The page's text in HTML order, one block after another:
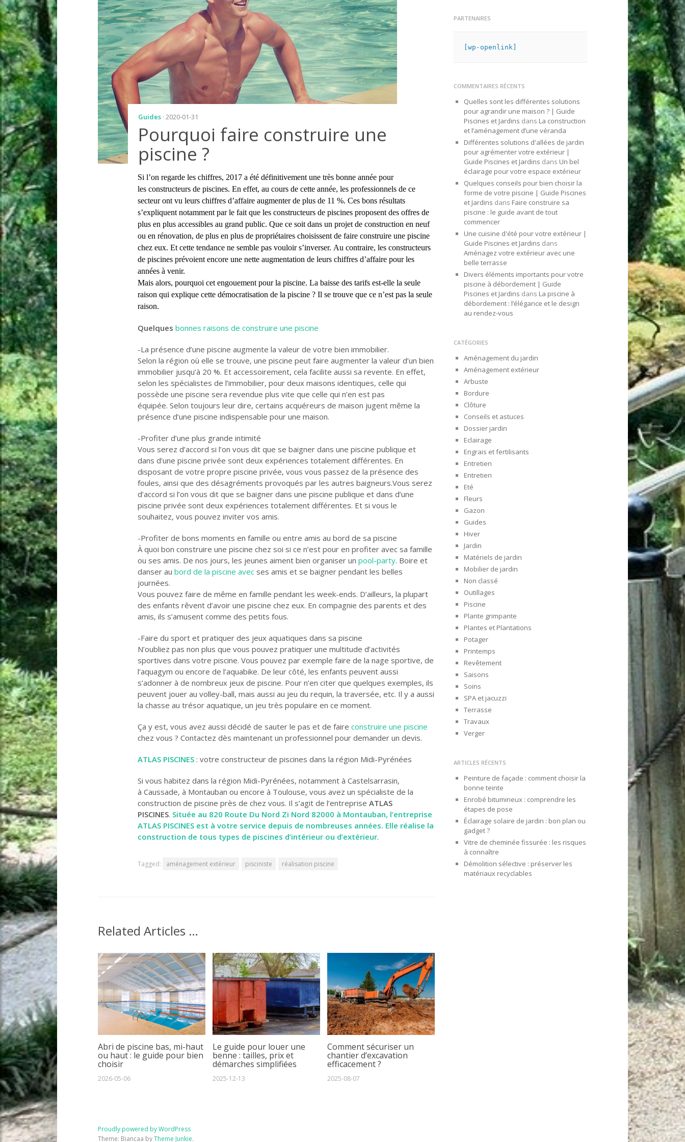
Guides · 2020-01-31
Pourquoi faire construire une
piscine ?
Si l’on regarde les chiffres, 2017 a été définitivement une très bonne année pour
les constructeurs de piscines. En effet, au cours de cette année, les professionnels de ce
secteur ont vu leurs chiffres d’affaire augmenter de plus de 11 %. Ces bons résultats
s’expliquent notamment par le fait que les constructeurs de piscines proposent des offres de
plus en plus accessibles au grand public. Que ce soit dans un projet de construction en neuf
ou en rénovation, de plus en plus de propriétaires choisissent de faire construire une piscine
chez eux. Et cette tendance ne semble pas vouloir s’inverser. Au contraire, les constructeurs
de piscines prévoient encore une nette augmentation de leurs chiffres d’affaire pour les
années à venir.
Mais alors, pourquoi cet engouement pour la piscine. La baisse des tarifs est-elle la seule
raison qui explique cette démocratisation de la piscine ? Il se trouve que ce n’est pas la seule
raison.
Quelques bonnes raisons de construire une piscine
-La présence d’une piscine augmente la valeur de votre bien immobilier.
Selon la région où elle se trouve, une piscine peut faire augmenter la valeur d’un bien
immobilier jusqu’à 20 %. Et accessoirement, cela facilite aussi sa revente. En effet,
selon les spécialistes de l’immobilier, pour deux maisons identiques, celle qui
possède une piscine sera revendue plus vite que celle qui n’en est pas
équipée. Selon toujours leur dire, certains acquéreurs de maison jugent même la
présence d’une piscine indispensable pour une maison.
-Profiter d’une plus grande intimité
Vous serez d’accord si l’on vous dit que se baigner dans une piscine publique et
dans d’une piscine privée sont deux expériences totalement différentes. En
disposant de votre propre piscine privée, vous vous passez de la présence des
foules, ainsi que des désagréments provoqués par les autres baigneurs.Vous serez
d’accord si l’on vous dit que se baigner dans une piscine publique et dans d’une
piscine privée sont deux expériences totalement différentes. Et si vous le
souhaitez, vous pouvez inviter vos amis.
-Profiter de bons moments en famille ou entre amis au bord de sa piscine
À quoi bon construire une piscine chez soi si ce n’est pour en profiter avec sa famille
ou ses amis. De nos jours, les jeunes aiment bien organiser un pool-party. Boire et
danser au bord de la piscine avec ses amis et se baigner pendant les belles
journées.
Vous pouvez faire de même en famille pendant les week-ends. D’ailleurs, la plupart
des enfants rêvent d’avoir une piscine chez eux. En compagnie des parents et des
amis, ils s’amusent comme des petits fous.
-Faire du sport et pratiquer des jeux aquatiques dans sa piscine
N’oubliez pas non plus que vous pouvez pratiquer une multitude d’activités
sportives dans votre piscine. Vous pouvez par exemple faire de la nage sportive, de
l’aquagym ou encore de l’aquabike. De leur côté, les enfants peuvent aussi
s’adonner à de nombreux jeux de piscine. Pour n’en citer que quelques exemples, ils
peuvent jouer au volley-ball, mais aussi au jeu du requin, la traversée, etc. Il y a aussi
la chasse au trésor aquatique, un jeu très populaire en ce moment.
Ça y est, vous avez aussi décidé de sauter le pas et de faire construire une piscine
chez vous ? Contactez dès maintenant un professionnel pour demander un devis.
ATLAS PISCINES : votre constructeur de piscines dans la région Midi-Pyrénées
Si vous habitez dans la région Midi-Pyrénées, notamment à Castelsarrasin,
à Caussade, à Montauban ou encore à Toulouse, vous avez un spécialiste de la
construction de piscine près de chez vous. Il s’agit de l’entreprise ATLAS
PISCINES. Située au 820 Route Du Nord Zi Nord 82000 à Montauban, l’entreprise
ATLAS PISCINES est à votre service depuis de nombreuses années. Elle réalise la
construction de tous types de piscines d’intérieur ou d’extérieur.
Tagged: aménagement extérieur pisciniste réalisation piscine
Related Articles …
Abri de piscine bas, mi-haut
ou haut : le guide pour bien
choisir
2026-05-06
Le guide pour louer une
benne : tailles, prix et
démarches simplifiées
2025-12-13
Comment sécuriser un
chantier d’excavation
efficacement ?
2025-08-07
PARTENAIRES
[wp-openlink]
COMMENTAIRES RÉCENTS
Quelles sont les différentes solutions
pour agrandir une maison ? | Guide
Piscines et Jardins dans La construction
et l’aménagement d’une véranda
Différentes solutions d'allées de jardin
pour agrémenter votre extérieur |
Guide Piscines et Jardins dans Un bel
éclairage pour votre espace extérieur
Quelques conseils pour bien choisir la
forme de votre piscine | Guide Piscines
et Jardins dans Faire construire sa
piscine : le guide avant de tout
commencer
Une cuisine d'été pour votre extérieur |
Guide Piscines et Jardins dans
Aménagez votre extérieur avec une
belle terrasse
Divers éléments importants pour votre
piscine à débordement | Guide
Piscines et Jardins dans La piscine à
débordement : l’élégance et le design
au rendez-vous
CATÉGORIES
Aménagement du jardin
Aménagement extérieur
Arbuste
Bordure
Clôture
Conseils et astuces
Dossier jardin
Eclairage
Engrais et fertilisants
Entretien
Entretien
Eté
Fleurs
Gazon
Guides
Hiver
Jardin
Matériels de jardin
Mobilier de jardin
Non classé
Outillages
Piscine
Plante grimpante
Plantes et Plantations
Potager
Printemps
Revêtement
Saisons
Soins
SPA et jacuzzi
Terrasse
Travaux
Verger
ARTICLES RÉCENTS
Peinture de façade : comment choisir la
bonne teinte
Enrobé bitumineux : comprendre les
étapes de pose
Éclairage solaire de jardin : bon plan ou
gadget ?
Vitre de cheminée fissurée : les risques
à connaître
Démolition sélective : préserver les
matériaux recyclables
Proudly powered by WordPress
Theme: Biancaa byTheme Junkie.